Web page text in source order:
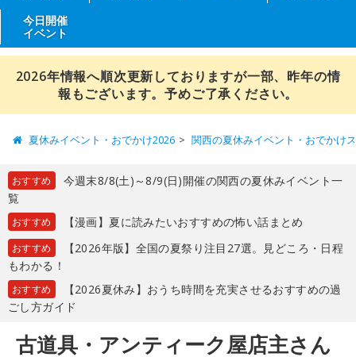
今日開催
イベント
2026年情報へ順次更新しておりますが一部、昨年の情
報もございます。予めご了承ください。
夏休みイベント・おでかけ2026 関西の夏休みイベント・おでかけ
おすすめ
今週末8/8(土)～8/9(日)開催の関西の夏休みイベント一
覧
おすすめ 【漫画】夏に読みたいおすすめの怖い話まとめ
おすすめ
【2026年版】全国の夏祭り注目27選。見どころ・日程
もわかる！
おすすめ
【2026夏休み】おうち時間を充実させるおすすめの過
ごし方ガイド
古道具・アンティーク屋店主さん